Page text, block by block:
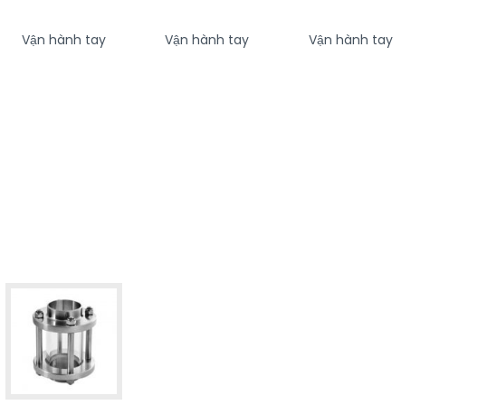
Vận hành tay Vận hành tay Vận hành tay